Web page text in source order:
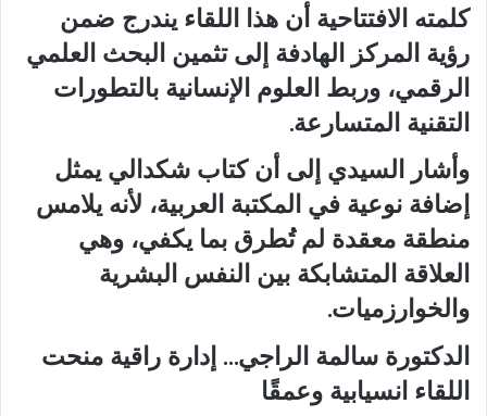
كلمته الافتتاحية أن هذا اللقاء يندرج ضمن
رؤية المركز الهادفة إلى تثمين البحث العلمي
الرقمي، وربط العلوم الإنسانية بالتطورات
التقنية المتسارعة.
وأشار السيدي إلى أن كتاب شكدالي يمثل
إضافة نوعية في المكتبة العربية، لأنه يلامس
منطقة معقدة لم تُطرق بما يكفي، وهي
العلاقة المتشابكة بين النفس البشرية
والخوارزميات.
الدكتورة سالمة الراجي… إدارة راقية منحت
اللقاء انسيابية وعمقًا